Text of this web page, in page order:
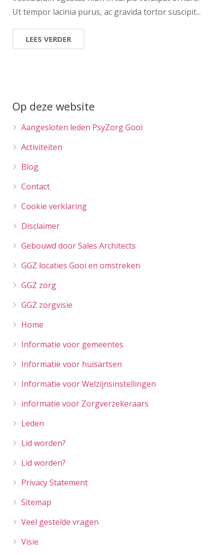
Ut tempor lacinia purus, ac gravida tortor suscipit...
LEES VERDER
Op deze website
Aangesloten leden PsyZorg Gooi
Activiteiten
Blog
Contact
Cookie verklaring
Disclaimer
Gebouwd door Sales Architects
GGZ locaties Gooi en omstreken
GGZ zorg
GGZ zorgvisie
Home
Informatie voor gemeentes
Informatie voor huisartsen
Informatie voor Welzijnsinstellingen
informatie voor Zorgverzekeraars
Leden
Lid worden?
Lid worden?
Privacy Statement
Sitemap
Veel gestelde vragen
Visie